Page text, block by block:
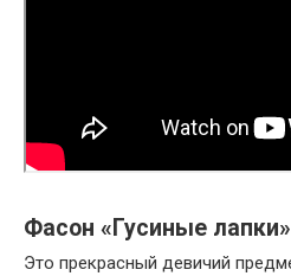
Фасон «Гусиные лапки»
Это прекрасный девичий